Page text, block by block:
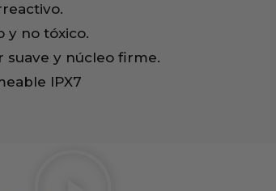
y no tóxico.
suave y núcleo firme.
IPX7